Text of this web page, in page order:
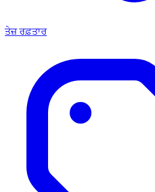
ਤੇਜ਼ ਰਫ਼ਤਾਰ